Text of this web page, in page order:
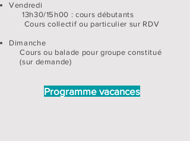
Vendredi
13h30/15h00 : cours débutants
Cours collectif ou particulier sur RDV
Dimanche
Cours ou balade pour groupe constitué
(sur demande)
Programme vacances